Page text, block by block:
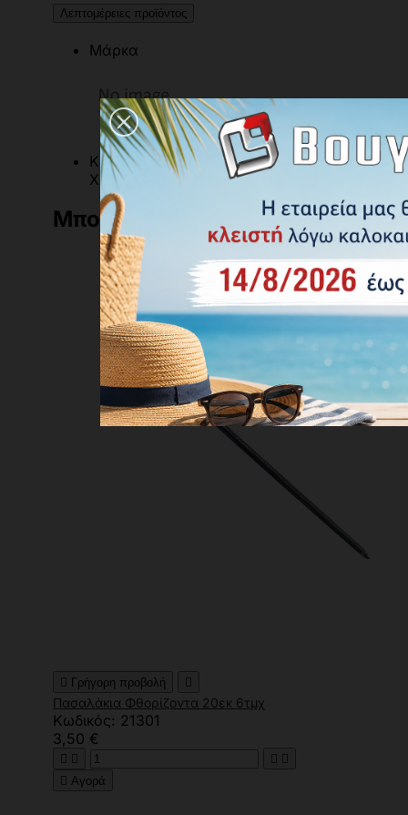
Λεπτομέρειες προϊόντος
Μάρκα
Κωδικός
Χρωματολόγιο Aline
Μπορεί να σας αρέσει
 Γρήγορη προβολή 
Πασαλάκια Φθορίζοντα 20εκ 6τμχ
Κωδικός: 21301
3,50 €
   
 Αγορά